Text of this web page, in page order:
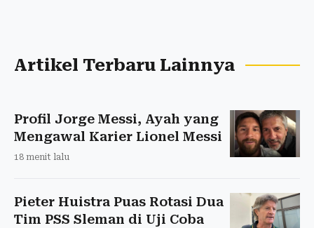
Artikel Terbaru Lainnya
Profil Jorge Messi, Ayah yang
Mengawal Karier Lionel Messi
18 menit lalu
Pieter Huistra Puas Rotasi Dua
Tim PSS Sleman di Uji Coba